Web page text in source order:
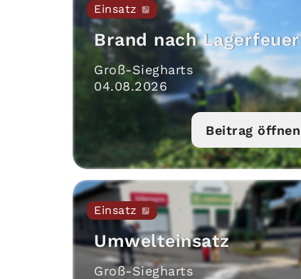
Einsatz
Brand nach Lagerfeuer
Groß-Siegharts
04.08.2026
Beitrag öffnen
Einsatz
Umwelteinsatz
Groß-Siegharts